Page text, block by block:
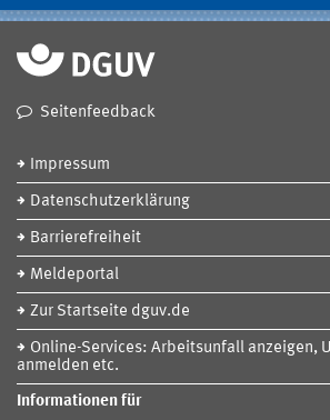
Seitenfeedback
Impressum
Datenschutzerklärung
Barrierefreiheit
Meldeportal
Zur Startseite dguv.de
Online-Services: Arbeitsunfall anzeigen,
anmelden etc.
Informationen für